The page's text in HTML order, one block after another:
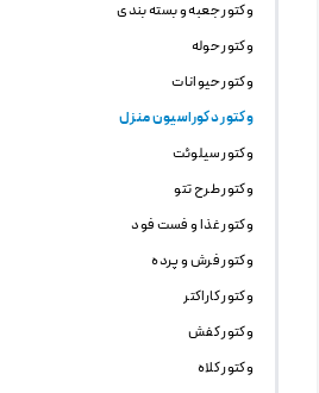
وکتور جعبه و بسته بندی
وکتور حوله
وکتور حیوانات
وکتور دکوراسیون منزل
وکتور سیلوئت
وکتور طرح تتو
وکتور غذا و فست فود
وکتور فرش و پرده
وکتور کاراکتر
وکتور کفش
وکتور کلاه